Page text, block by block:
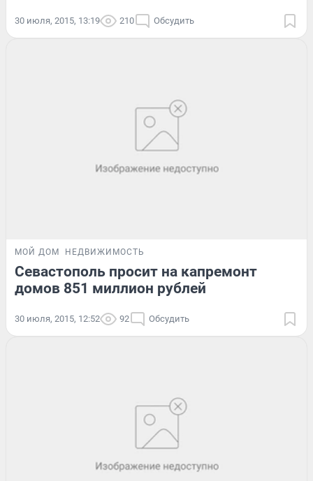
30 июля, 2015, 13:19 210 Обсудить
МОЙ ДОМ НЕДВИЖИМОСТЬ
Севастополь просит на капремонт
домов 851 миллион рублей
30 июля, 2015, 12:52 92 Обсудить